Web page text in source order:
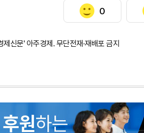
0
신문' 아주경제. 무단전재·재배포 금지